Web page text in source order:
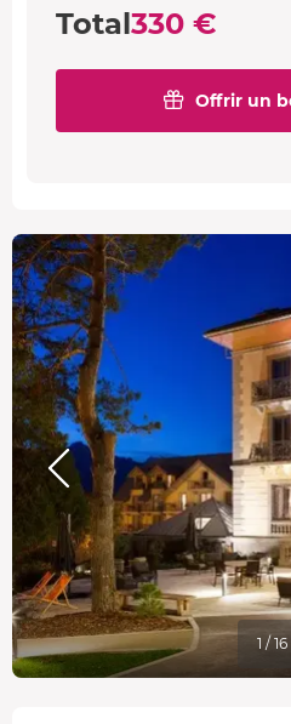
Total330 €
Offrir un
1 / 16